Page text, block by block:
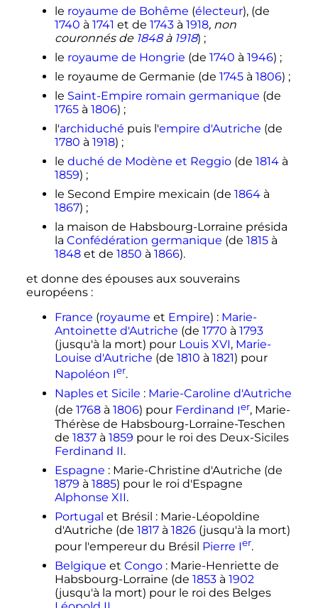
le royaume de Bohême (électeur), (de
1740 à 1741 et de 1743à 1918, non
couronnés de 1848à 1918) ;
le royaume de Hongrie (de 1740 à 1946) ;
le royaume de Germanie (de 1745à 1806) ;
le Saint-Empire romain germanique (de
1765à 1806) ;
l'archiduché puis l'empire d'Autriche (de
1780 à 1918) ;
le duché de Modène et Reggio(de 1814à
1859) ;
le Second Empire mexicain (de 1864à
1867) ;
la maison de Habsbourg-Lorraine présida
la Confédération germanique (de 1815à
1848et de 1850 à 1866).
et donne des épouses aux souverains
européens :
France (royaume et Empire) : Marie-
Antoinette d'Autriche (de 1770 à 1793
(jusqu'à la mort) pour Louis XVI, Marie-
Louise d'Autriche (de 1810 à 1821) pour
Napoléon Ier.
Naples et Sicile : Marie-Caroline d'Autriche
(de 1768à 1806) pour Ferdinand Ier, Marie-
Thérèse de Habsbourg-Lorraine-Teschen
de 1837à 1859 pour le roi des Deux-Siciles
Ferdinand II.
Espagne : Marie-Christine d'Autriche (de
1879 à 1885) pour le roi d'Espagne
Alphonse XII.
Portugal et Brésil : Marie-Léopoldine
d'Autriche (de 1817à 1826(jusqu'à la mort)
pour l'empereur du Brésil Pierre Ier.
Belgique et Congo : Marie-Henriette de
Habsbourg-Lorraine (de 1853à 1902
(jusqu'à la mort) pour le roi des Belges